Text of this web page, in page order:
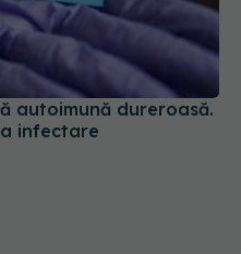
autoimună dureroasă.
infectare